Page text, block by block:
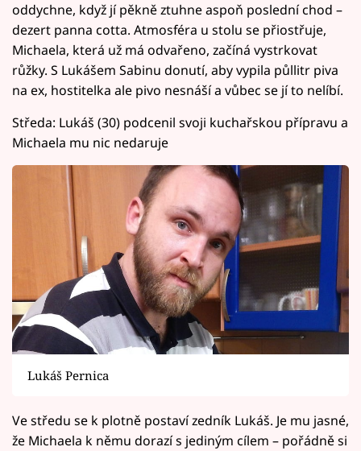
oddychne, když jí pěkně ztuhne aspoň poslední chod –
dezert panna cotta. Atmosféra u stolu se přiostřuje,
Michaela, která už má odvařeno, začíná vystrkovat
růžky. S Lukášem Sabinu donutí, aby vypila půllitr piva
na ex, hostitelka ale pivo nesnáší a vůbec se jí to nelíbí.
Středa: Lukáš (30) podcenil svoji kuchařskou přípravu a
Michaela mu nic nedaruje
Lukáš Pernica
Ve středu se k plotně postaví zedník Lukáš. Je mu jasné,
že Michaela k němu dorazí s jediným cílem – pořádně si